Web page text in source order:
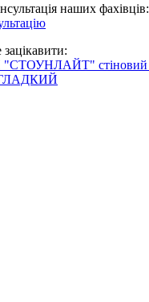
наших фахівців: